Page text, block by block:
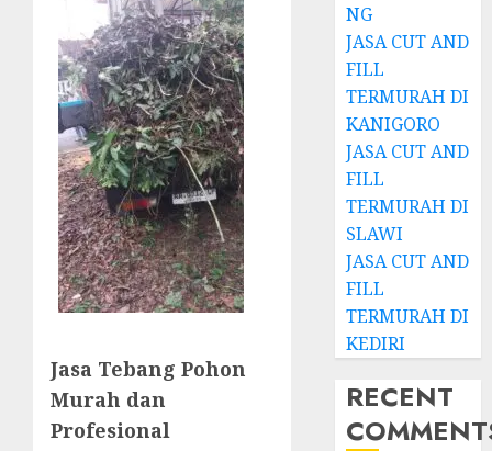
Jasa Tebang Pohon
Murah dan
Profesional
NG
JASA CUT AND
FILL
TERMURAH DI
KANIGORO
JASA CUT AND
FILL
TERMURAH DI
SLAWI
JASA CUT AND
FILL
TERMURAH DI
KEDIRI
RECENT